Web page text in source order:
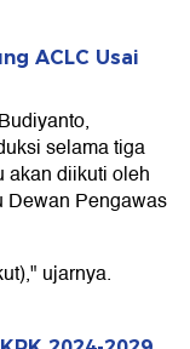
ACLC Usai
selama tiga
akan diikuti oleh
Dewan Pengawas
ujarnya.